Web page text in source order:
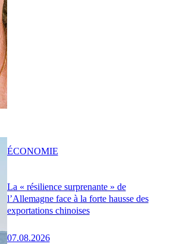
La « résilience surprenante » de
l’Allemagne face à la forte hausse des
exportations chinoises
07.08.2026
ÉCONOMIE